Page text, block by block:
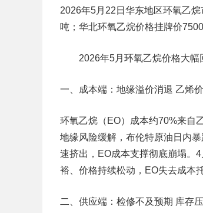
2026年5月22日华东地区环氧乙
吨；华北环氧乙烷价格挂牌价
2026年5月环氧乙烷价格大幅
一、成本端：地缘溢价消退 乙烯
环氧乙烷（EO）成本约70%来自
地缘风险缓解，布伦特原油日内
速挤出，EO成本支撑彻底崩塌。
裕、价格持续松动，EO失去成本
二、供应端：检修不及预期 库存